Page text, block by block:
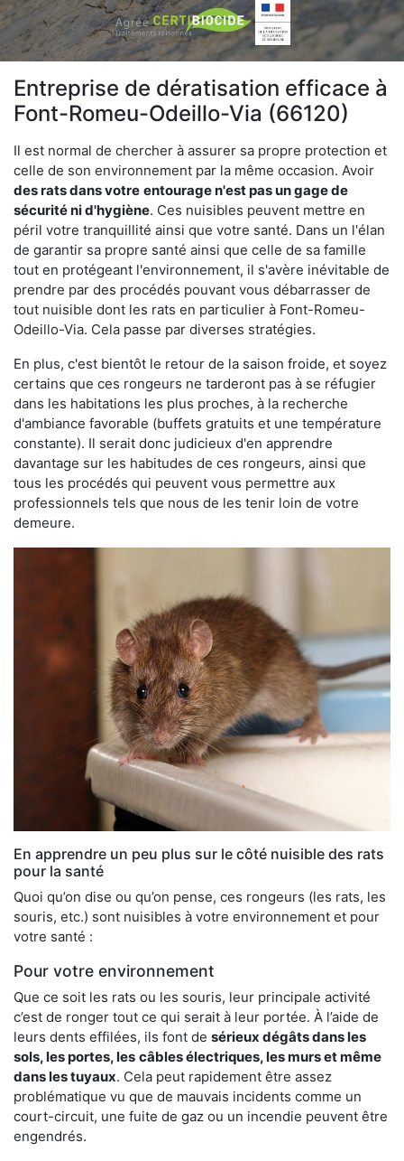
Entreprise de dératisation efficace à
Font-Romeu-Odeillo-Via (66120)
Il est normal de chercher à assurer sa propre protection et
celle de son environnement par la même occasion. Avoir
des rats dans votre entourage n'est pas un gage de
sécurité ni d'hygiène. Ces nuisibles peuvent mettre en
péril votre tranquillité ainsi que votre santé. Dans un l'élan
de garantir sa propre santé ainsi que celle de sa famille
tout en protégeant l'environnement, il s'avère inévitable de
prendre par des procédés pouvant vous débarrasser de
tout nuisible dont les rats en particulier à Font-Romeu-
Odeillo-Via. Cela passe par diverses stratégies.
En plus, c'est bientôt le retour de la saison froide, et soyez
certains que ces rongeurs ne tarderont pas à se réfugier
dans les habitations les plus proches, à la recherche
d'ambiance favorable (buffets gratuits et une température
constante). Il serait donc judicieux d'en apprendre
davantage sur les habitudes de ces rongeurs, ainsi que
tous les procédés qui peuvent vous permettre aux
professionnels tels que nous de les tenir loin de votre
demeure.
En apprendre un peu plus sur le côté nuisible des rats
pour la santé
Quoi qu’on dise ou qu’on pense, ces rongeurs (les rats, les
souris, etc.) sont nuisibles à votre environnement et pour
votre santé :
Pour votre environnement
Que ce soit les rats ou les souris, leur principale activité
c’est de ronger tout ce qui serait à leur portée. À l’aide de
leurs dents effilées, ils font de sérieux dégâts dans les
sols, les portes, les câbles électriques, les murs et même
dans les tuyaux. Cela peut rapidement être assez
problématique vu que de mauvais incidents comme un
court-circuit, une fuite de gaz ou un incendie peuvent être
engendrés.